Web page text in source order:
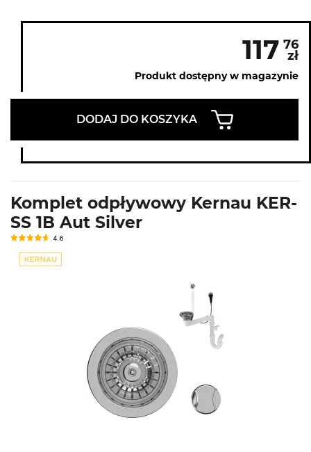
117 76
zł
Produkt dostępny w magazynie
DODAJ DO KOSZYKA
Komplet odpływowy Kernau KER-
SS 1B Aut Silver
4.6